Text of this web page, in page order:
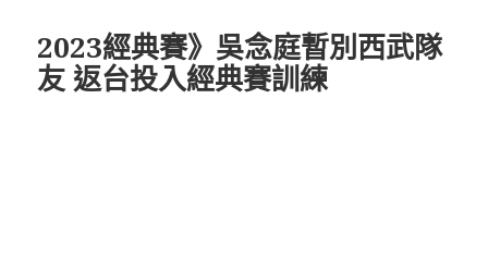
2023經典賽》吳念庭暫別西武隊
友 返台投入經典賽訓練